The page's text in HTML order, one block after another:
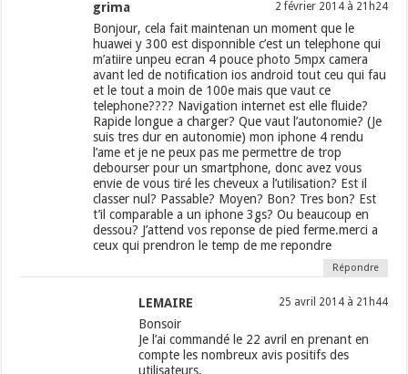
grima 2 février 2014 à 21h24
Bonjour, cela fait maintenan un moment que le
huawei y 300 est disponnible c’est un telephone qui
m’atiire unpeu ecran 4 pouce photo 5mpx camera
avant led de notification ios android tout ceu qui fau
et le tout a moin de 100e mais que vaut ce
telephone???? Navigation internet est elle fluide?
Rapide longue a charger? Que vaut l’autonomie? (Je
suis tres dur en autonomie) mon iphone 4 rendu
l’ame et je ne peux pas me permettre de trop
debourser pour un smartphone, donc avez vous
envie de vous tiré les cheveux a l’utilisation? Est il
classer nul? Passable? Moyen? Bon? Tres bon? Est
t’il comparable a un iphone 3gs? Ou beaucoup en
dessou? J’attend vos reponse de pied ferme.merci a
ceux qui prendron le temp de me repondre
Répondre
LEMAIRE 25 avril 2014 à 21h44
Bonsoir
Je l’ai commandé le 22 avril en prenant en
compte les nombreux avis positifs des
utilisateurs.